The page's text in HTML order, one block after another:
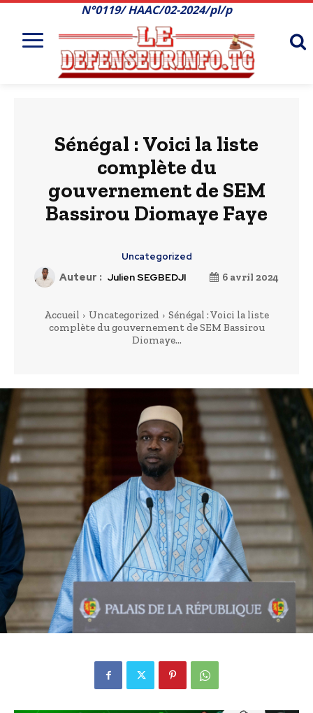
N°0119/ HAAC/02-2024/pl/p
Sénégal : Voici la liste
complète du
gouvernement de SEM
Bassirou Diomaye Faye
Uncategorized
Auteur : Julien SEGBEDJI 6 avril 2024
Accueil Uncategorized
Sénégal : Voici la liste
complète du gouvernement de SEM Bassirou
Diomaye...